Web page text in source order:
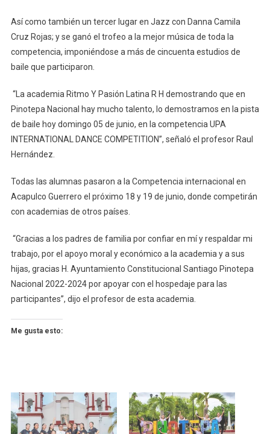
Así como también un tercer lugar en Jazz con Danna Camila
Cruz Rojas; y se ganó el trofeo a la mejor música de toda la
competencia, imponiéndose a más de cincuenta estudios de
baile que participaron.
“La academia Ritmo Y Pasión Latina R H demostrando que en
Pinotepa Nacional hay mucho talento, lo demostramos en la pista
de baile hoy domingo 05 de junio, en la competencia UPA
INTERNATIONAL DANCE COMPETITION”, señaló el profesor Raul
Hernández.
Todas las alumnas pasaron a la Competencia internacional en
Acapulco Guerrero el próximo 18 y 19 de junio, donde competirán
con academias de otros países.
“Gracias a los padres de familia por confiar en mí y respaldar mi
trabajo, por el apoyo moral y económico a la academia y a sus
hijas, gracias H. Ayuntamiento Constitucional Santiago Pinotepa
Nacional 2022-2024 por apoyar con el hospedaje para las
participantes”, dijo el profesor de esta academia.
Me gusta esto: